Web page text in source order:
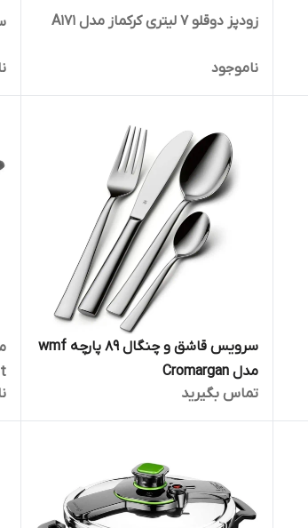
زودپز دوقلو 7 لیتری کرکماز مدل A171
ناموجود
سرویس قاشق و چنگال 89 پارچه wmf
مدل Cromargan
تماس بگیرید